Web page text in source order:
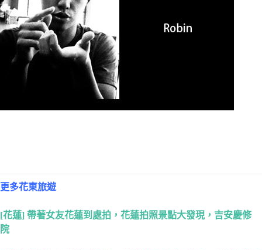
更多花東旅遊
[花蓮] 帶著女友花蓮到處拍，花蓮拍照景點大發現，吉安慶修
院